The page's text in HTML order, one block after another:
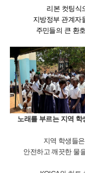
리본 컷팅식
지방정부 관계자
주민들의 큰 환
노래를 부르는 지역
지역 학생들
안전하고 깨끗한 물